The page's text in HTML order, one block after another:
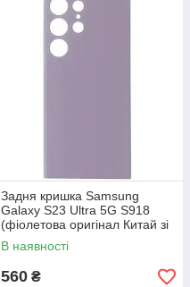
Задня кришка Samsung
Galaxy S23 Ultra 5G S918
(фіолетова оригінал Китай зі
склом камери)
В наявності
560 ₴